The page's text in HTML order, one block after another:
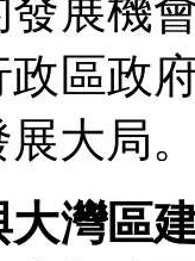
發展機
政區政
大局。
大灣區